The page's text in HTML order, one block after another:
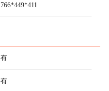
766*449*411
有
有